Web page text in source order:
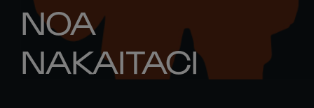
NOA
NAKAITACI